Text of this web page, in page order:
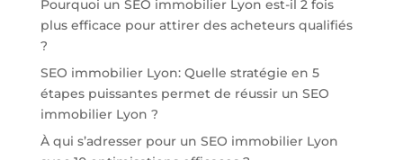
Pourquoi un SEO immobilier Lyon est-il 2 fois
plus efficace pour attirer des acheteurs qualifiés
?
SEO immobilier Lyon: Quelle stratégie en 5
étapes puissantes permet de réussir un SEO
immobilier Lyon ?
À qui s’adresser pour un SEO immobilier Lyon